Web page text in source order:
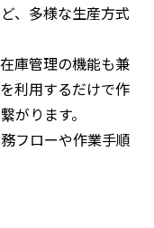
、多様な生産方式
庫管理の機能も兼
利用するだけで作
がります。
フローや作業手順